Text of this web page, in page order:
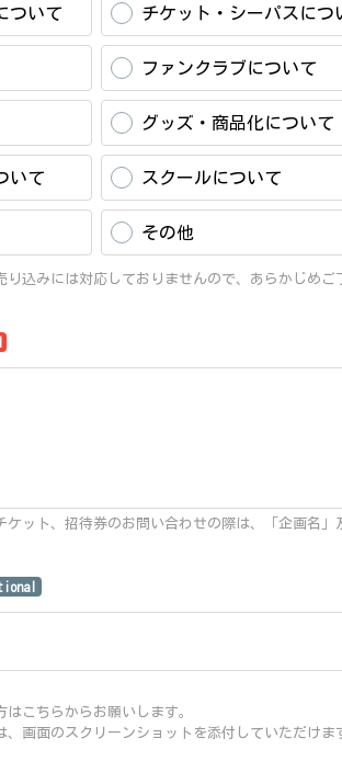
ついて チケット・シーパスにつ
ファンクラブについて
グッズ・商品化について
いて スクールについて
その他
込みには対応しておりませんので、あらかじめご
ケット、招待券のお問い合わせの際は、「企画名」
はこちらからお願いします。
、画面のスクリーンショットを添付していただけま